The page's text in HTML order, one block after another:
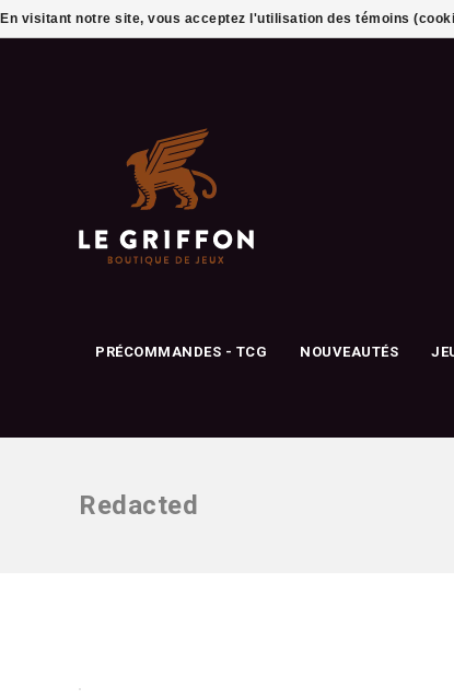
PRÉCOMMANDES - TCG NOUVEAUTÉS
Redacted
En visitant notre site, vous acceptez l'utilisation des témoins